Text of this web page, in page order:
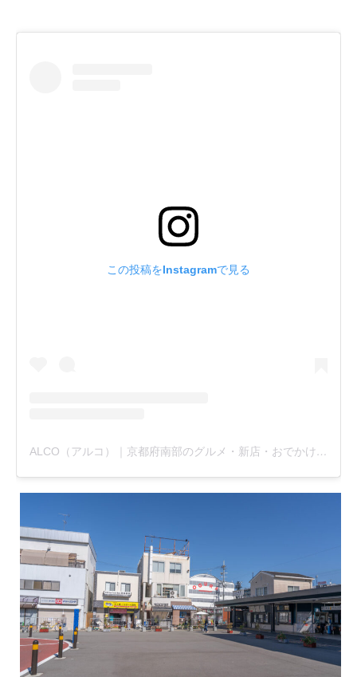
この投稿をInstagramで見る
ALCO（アルコ）｜京都府南部のグルメ・新店・おでかけ情報 etc.(@alco_uj)がシェアした投稿